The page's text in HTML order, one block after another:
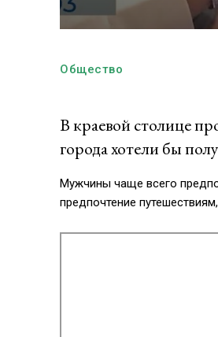
Общество
В краевой столице
города хотели бы
Мужчины чаще всего
предпочтение